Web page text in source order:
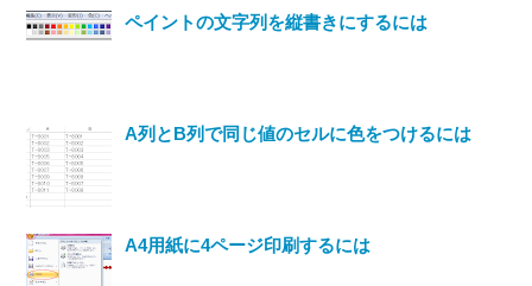
ペイントの文字列を縦書きにするには
A列とB列で同じ値のセルに色をつけるには
A4用紙に4ページ印刷するには